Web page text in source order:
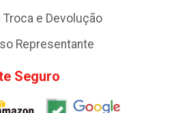
e Devolução
Representante
Seguro